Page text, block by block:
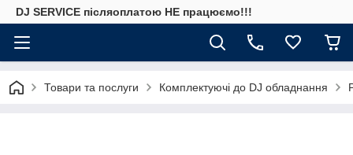
DJ SERVICE пiсляоплатою НЕ працюємо!!!
Товари та послуги Комплектуючі до DJ обладнання